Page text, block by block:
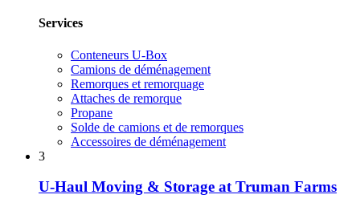
Services
Conteneurs U-Box
Camions de déménagement
Remorques et remorquage
Attaches de remorque
Propane
Solde de camions et de remorques
Accessoires de déménagement
3
U-Haul Moving & Storage at Truman Farms